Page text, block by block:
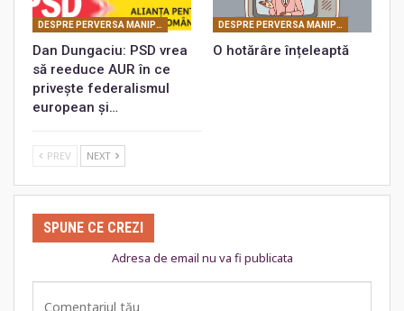
DESPRE PERVERSA MANIPULARE MASONICĂ
Dan Dungaciu: PSD vrea
să reeduce AUR în ce
privește federalismul
european și…
DESPRE PERVERSA MANIPULARE MASONICĂ
O hotărâre înțeleaptă
PREV NEXT
SPUNE CE CREZI
Adresa de email nu va fi publicata